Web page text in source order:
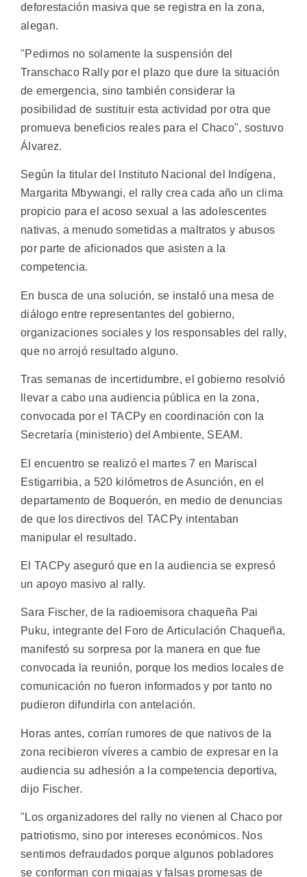
deforestación masiva que se registra en la zona,
alegan.
"Pedimos no solamente la suspensión del
Transchaco Rally por el plazo que dure la situación
de emergencia, sino también considerar la
posibilidad de sustituir esta actividad por otra que
promueva beneficios reales para el Chaco", sostuvo
Álvarez.
Según la titular del Instituto Nacional del Indígena,
Margarita Mbywangi, el rally crea cada año un clima
propicio para el acoso sexual a las adolescentes
nativas, a menudo sometidas a maltratos y abusos
por parte de aficionados que asisten a la
competencia.
En busca de una solución, se instaló una mesa de
diálogo entre representantes del gobierno,
organizaciones sociales y los responsables del rally,
que no arrojó resultado alguno.
Tras semanas de incertidumbre, el gobierno resolvió
llevar a cabo una audiencia pública en la zona,
convocada por el TACPy en coordinación con la
Secretaría (ministerio) del Ambiente, SEAM.
El encuentro se realizó el martes 7 en Mariscal
Estigarribia, a 520 kilómetros de Asunción, en el
departamento de Boquerón, en medio de denuncias
de que los directivos del TACPy intentaban
manipular el resultado.
El TACPy aseguró que en la audiencia se expresó
un apoyo masivo al rally.
Sara Fischer, de la radioemisora chaqueña Pai
Puku, integrante del Foro de Articulación Chaqueña,
manifestó su sorpresa por la manera en que fue
convocada la reunión, porque los medios locales de
comunicación no fueron informados y por tanto no
pudieron difundirla con antelación.
Horas antes, corrían rumores de que nativos de la
zona recibieron víveres a cambio de expresar en la
audiencia su adhesión a la competencia deportiva,
dijo Fischer.
"Los organizadores del rally no vienen al Chaco por
patriotismo, sino por intereses económicos. Nos
sentimos defraudados porque algunos pobladores
se conforman con migajas y falsas promesas de